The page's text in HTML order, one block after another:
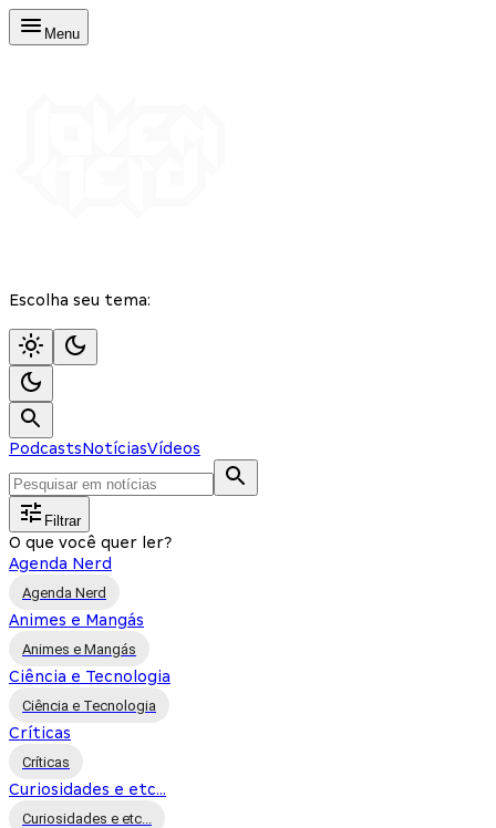
Menu
Escolha seu tema:
PodcastsNotíciasVídeos
Filtrar
O que você quer ler?
Agenda Nerd
Agenda Nerd
Animes e Mangás
Animes e Mangás
Ciência e Tecnologia
Ciência e Tecnologia
Críticas
Críticas
Curiosidades e etc...
Curiosidades e etc...